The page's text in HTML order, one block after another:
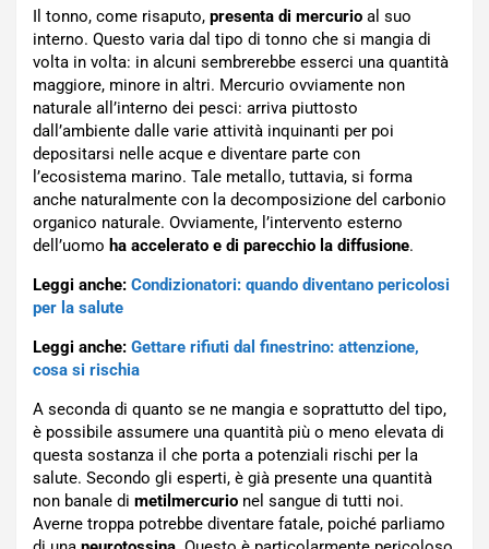
Il tonno, come risaputo, presenta di mercurio al suo
interno. Questo varia dal tipo di tonno che si mangia di
volta in volta: in alcuni sembrerebbe esserci una quantità
maggiore, minore in altri. Mercurio ovviamente non
naturale all’interno dei pesci: arriva piuttosto
dall’ambiente dalle varie attività inquinanti per poi
depositarsi nelle acque e diventare parte con
l’ecosistema marino. Tale metallo, tuttavia, si forma
anche naturalmente con la decomposizione del carbonio
organico naturale. Ovviamente, l’intervento esterno
dell’uomo ha accelerato e di parecchio la diffusione.
Leggi anche: Condizionatori: quando diventano pericolosi
per la salute
Leggi anche: Gettare rifiuti dal finestrino: attenzione,
cosa si rischia
A seconda di quanto se ne mangia e soprattutto del tipo,
è possibile assumere una quantità più o meno elevata di
questa sostanza il che porta a potenziali rischi per la
salute. Secondo gli esperti, è già presente una quantità
non banale di metilmercurio nel sangue di tutti noi.
Averne troppa potrebbe diventare fatale, poiché parliamo